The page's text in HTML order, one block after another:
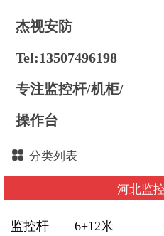
杰视安防
Tel:13507496198
专注监控杆/机柜/
操作台
分类列表
河北监
监控杆——6+12米